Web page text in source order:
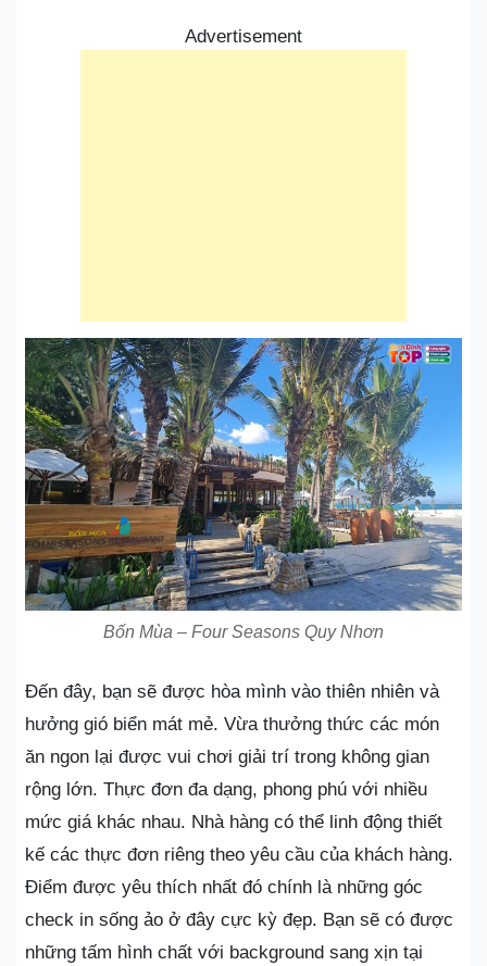
Advertisement
Bốn Mùa – Four Seasons Quy Nhơn
Đến đây, bạn sẽ được hòa mình vào thiên nhiên và
hưởng gió biển mát mẻ. Vừa thưởng thức các món
ăn ngon lại được vui chơi giải trí trong không gian
rộng lớn. Thực đơn đa dạng, phong phú với nhiều
mức giá khác nhau. Nhà hàng có thể linh động thiết
kế các thực đơn riêng theo yêu cầu của khách hàng.
Điểm được yêu thích nhất đó chính là những góc
check in sống ảo ở đây cực kỳ đẹp. Bạn sẽ có được
những tấm hình chất với background sang xịn tại